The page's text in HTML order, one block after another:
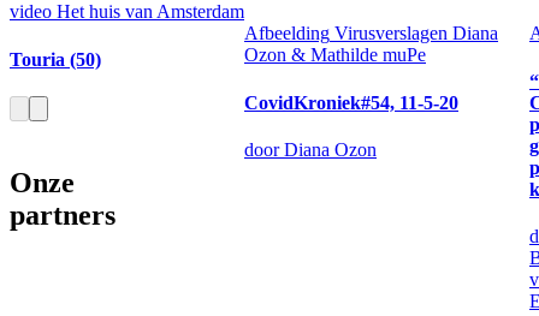
video Het huis van Amsterdam
Touria (50)
Afbeelding Virusverslagen Diana
Ozon & Mathilde muPe
CovidKroniek#54, 11-5-20
door Diana Ozon
Onze
partners